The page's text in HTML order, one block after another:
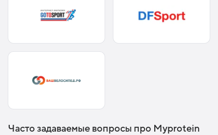
Часто задаваемые вопросы про Myprotein